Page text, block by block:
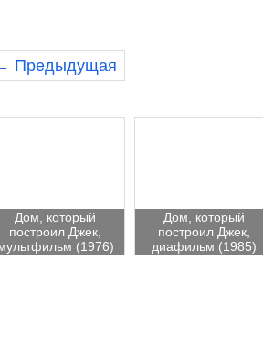
Предыдущая
Дом, который
построил Джек,
(1976)
Дом, который
построил Джек,
диафильм (1985)